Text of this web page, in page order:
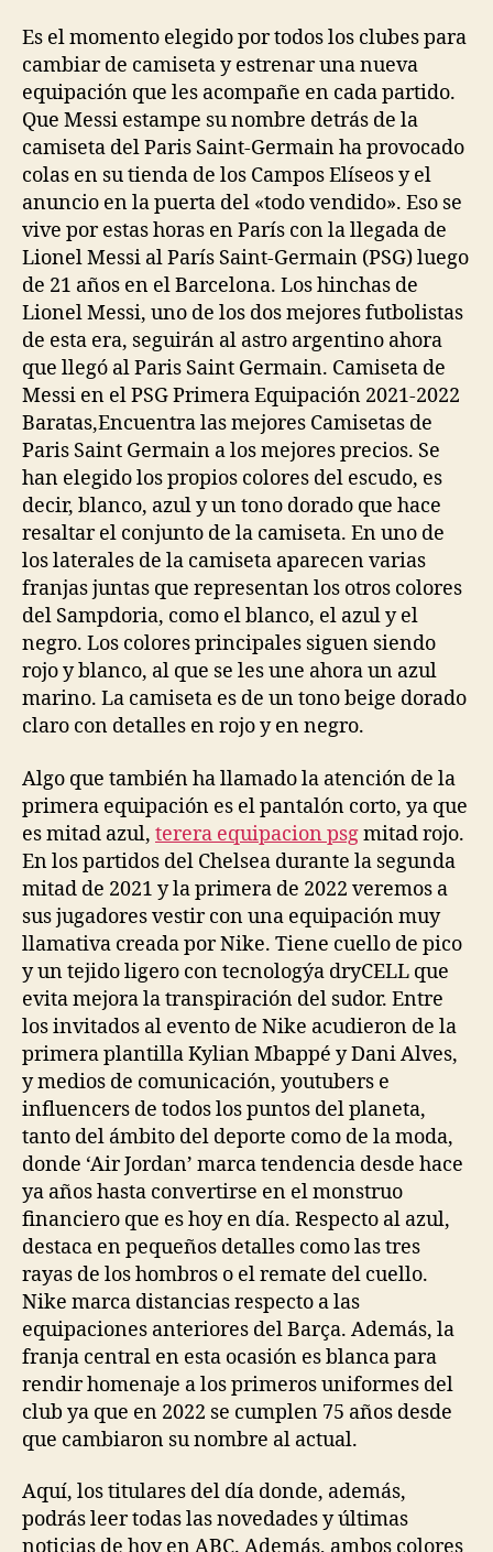
Es el momento elegido por todos los clubes para
cambiar de camiseta y estrenar una nueva
equipación que les acompañe en cada partido.
Que Messi estampe su nombre detrás de la
camiseta del Paris Saint-Germain ha provocado
colas en su tienda de los Campos Elíseos y el
anuncio en la puerta del «todo vendido». Eso se
vive por estas horas en París con la llegada de
Lionel Messi al París Saint-Germain (PSG) luego
de 21 años en el Barcelona. Los hinchas de
Lionel Messi, uno de los dos mejores futbolistas
de esta era, seguirán al astro argentino ahora
que llegó al Paris Saint Germain. Camiseta de
Messi en el PSG Primera Equipación 2021-2022
Baratas,Encuentra las mejores Camisetas de
Paris Saint Germain a los mejores precios. Se
han elegido los propios colores del escudo, es
decir, blanco, azul y un tono dorado que hace
resaltar el conjunto de la camiseta. En uno de
los laterales de la camiseta aparecen varias
franjas juntas que representan los otros colores
del Sampdoria, como el blanco, el azul y el
negro. Los colores principales siguen siendo
rojo y blanco, al que se les une ahora un azul
marino. La camiseta es de un tono beige dorado
claro con detalles en rojo y en negro.
Algo que también ha llamado la atención de la
primera equipación es el pantalón corto, ya que
es mitad azul, terera equipacion psgmitad rojo.
En los partidos del Chelsea durante la segunda
mitad de 2021 y la primera de 2022 veremos a
sus jugadores vestir con una equipación muy
llamativa creada por Nike. Tiene cuello de pico
y un tejido ligero con tecnologýa dryCELL que
evita mejora la transpiración del sudor. Entre
los invitados al evento de Nike acudieron de la
primera plantilla Kylian Mbappé y Dani Alves,
y medios de comunicación, youtubers e
influencers de todos los puntos del planeta,
tanto del ámbito del deporte como de la moda,
donde ‘Air Jordan’ marca tendencia desde hace
ya años hasta convertirse en el monstruo
financiero que es hoy en día. Respecto al azul,
destaca en pequeños detalles como las tres
rayas de los hombros o el remate del cuello.
Nike marca distancias respecto a las
equipaciones anteriores del Barça. Además, la
franja central en esta ocasión es blanca para
rendir homenaje a los primeros uniformes del
club ya que en 2022 se cumplen 75 años desde
que cambiaron su nombre al actual.
Aquí, los titulares del día donde, además,
podrás leer todas las novedades y últimas